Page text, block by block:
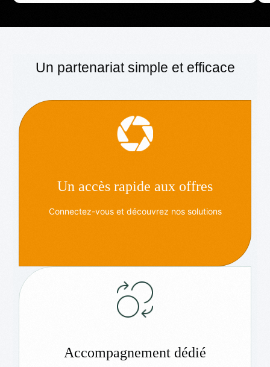
Un partenariat simple et efficace
Un accès rapide aux offres
Connectez-vous et découvrez nos solutions
Accompagnement dédié